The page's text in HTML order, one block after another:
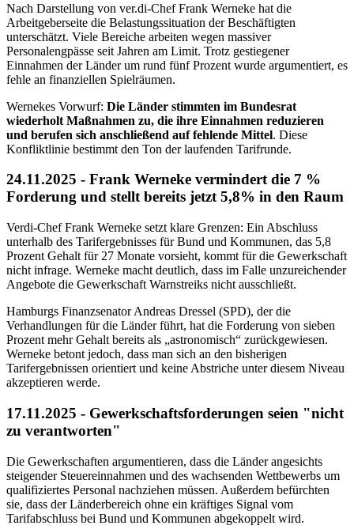
Nach Darstellung von ver.di-Chef Frank Werneke hat die
Arbeitgeberseite die Belastungssituation der Beschäftigten
unterschätzt. Viele Bereiche arbeiten wegen massiver
Personalengpässe seit Jahren am Limit. Trotz gestiegener
Einnahmen der Länder um rund fünf Prozent wurde argumentiert, es
fehle an finanziellen Spielräumen.
Wernekes Vorwurf: Die Länder stimmten im Bundesrat
wiederholt Maßnahmen zu, die ihre Einnahmen reduzieren
und berufen sich anschließend auf fehlende Mittel. Diese
Konfliktlinie bestimmt den Ton der laufenden Tarifrunde.
24.11.2025 - Frank Werneke vermindert die 7 %
Forderung und stellt bereits jetzt 5,8% in den Raum
Verdi-Chef Frank Werneke setzt klare Grenzen: Ein Abschluss
unterhalb des Tarifergebnisses für Bund und Kommunen, das 5,8
Prozent Gehalt für 27 Monate vorsieht, kommt für die Gewerkschaft
nicht infrage. Werneke macht deutlich, dass im Falle unzureichender
Angebote die Gewerkschaft Warnstreiks nicht ausschließt.
Hamburgs Finanzsenator Andreas Dressel (SPD), der die
Verhandlungen für die Länder führt, hat die Forderung von sieben
Prozent mehr Gehalt bereits als „astronomisch“ zurückgewiesen.
Werneke betont jedoch, dass man sich an den bisherigen
Tarifergebnissen orientiert und keine Abstriche unter diesem Niveau
akzeptieren werde.
17.11.2025 - Gewerkschaftsforderungen seien "nicht
zu verantworten"
Die Gewerkschaften argumentieren, dass die Länder angesichts
steigender Steuereinnahmen und des wachsenden Wettbewerbs um
qualifiziertes Personal nachziehen müssen. Außerdem befürchten
sie, dass der Länderbereich ohne ein kräftiges Signal vom
Tarifabschluss bei Bund und Kommunen abgekoppelt wird.